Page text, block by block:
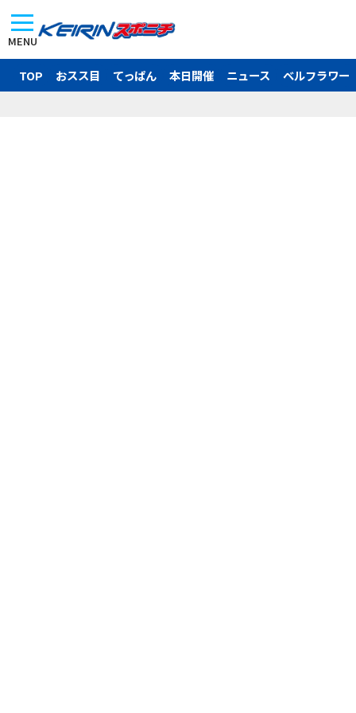
MENU
TOP おスス目 てっぱん 本日開催 ニュース ベルフラワー